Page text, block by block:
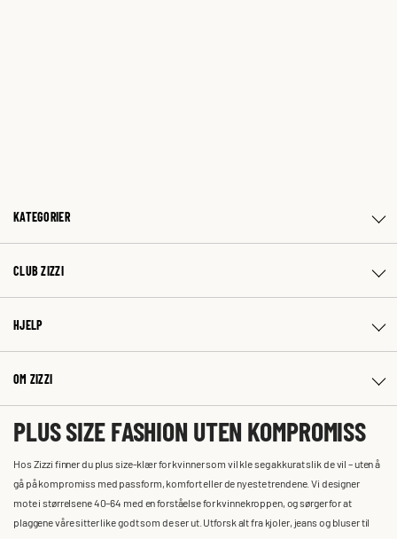
KATEGORIER
CLUB ZIZZI
HJELP
OM ZIZZI
PLUS SIZE FASHION UTEN KOMPROMISS
Hos Zizzi finner du plus size-klær for kvinner som vil kle seg akkurat slik de vil – uten å
gå på kompromiss med passform, komfort eller de nyeste trendene. Vi designer
mote i størrelsene 40–64 med en forståelse for kvinnekroppen, og sørger for at
plaggene våre sitter like godt som de ser ut. Utforsk alt fra kjoler, jeans og bluser til